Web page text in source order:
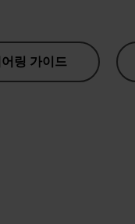
링 가이드